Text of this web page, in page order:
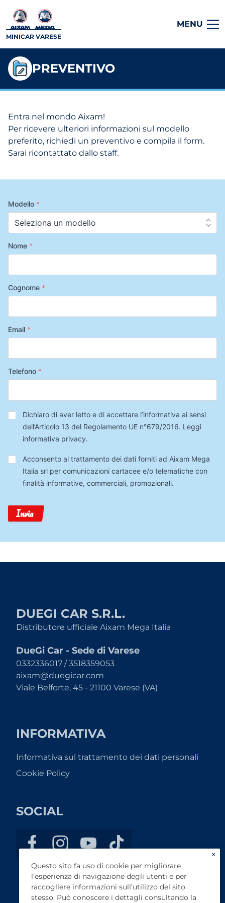
MINICAR VARESE
MENU
PREVENTIVO
Entra nel mondo Aixam!
Per ricevere ulteriori informazioni sul modello
preferito, richiedi un preventivo e compila il form.
Sarai ricontattato dallo staff.
Modello *
Nome *
Cognome *
Email *
Telefono *
Privacy*
Dichiaro di aver letto e di accettare l’informativa ai sensi
dell’Articolo 13 del Regolamento UE n°679/2016. Leggi
informativa privacy.
Trattamento
Dati
Acconsento al trattamento dei dati forniti ad Aixam Mega
Italia srl per comunicazioni cartacee e/o telematiche con
finalità informative, commerciali, promozionali.
Invia
DUEGI CAR S.R.L.
Distributore ufficiale Aixam Mega Italia
DueGi Car - Sede di Varese
0332336017 / 3518359053
aixam@duegicar.com
Viale Belforte, 45 - 21100 Varese (VA)
INFORMATIVA
Informativa sul trattamento dei dati personali
Cookie Policy
SOCIAL
×
Questo sito fa uso di cookie per migliorare
l’esperienza di navigazione degli utenti e per
raccogliere informazioni sull’utilizzo del sito
stesso. Può conoscere i dettagli consultando la